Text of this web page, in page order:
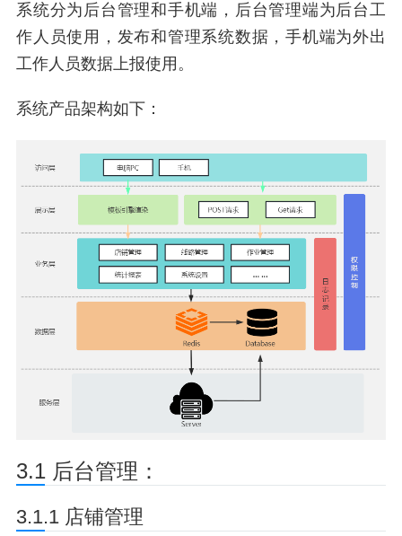
系统分为后台管理和手机端，后台管理端为后台工
作人员使用，发布和管理系统数据，手机端为外出
工作人员数据上报使用。
系统产品架构如下：
3.1 后台管理：
3.1.1 店铺管理